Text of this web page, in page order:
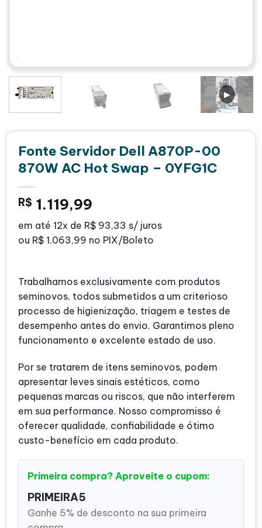
Fonte Servidor Dell A870P-00
870W AC Hot Swap – 0YFG1C
R$ 1.119,99
em até 12x de R$ 93,33 s/ juros
ou R$ 1.063,99 no PIX/Boleto
Trabalhamos exclusivamente com produtos
seminovos, todos submetidos a um criterioso
processo de higienização, triagem e testes de
desempenho antes do envio. Garantimos pleno
funcionamento e excelente estado de uso.
Por se tratarem de itens seminovos, podem
apresentar leves sinais estéticos, como
pequenas marcas ou riscos, que não interferem
em sua performance. Nosso compromisso é
oferecer qualidade, confiabilidade e ótimo
custo-benefício em cada produto.
Primeira compra? Aproveite o cupom:
PRIMEIRA5
Ganhe 5% de desconto na sua primeira